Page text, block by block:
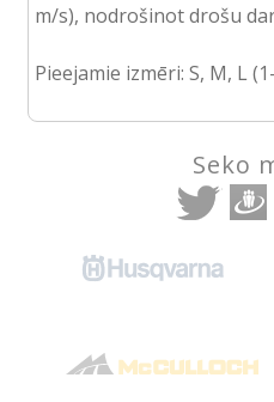
m/s), nodrošinot drošu
Pieejamie izmēri: S, M, L
Seko